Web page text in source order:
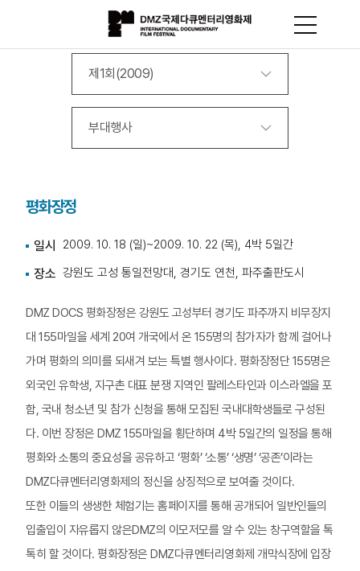
제1회(2009)
부대행사
평화장정
일시 2009. 10. 18 (일)~2009. 10. 22 (목), 4박 5일간
장소 강원도 고성 통일전망대, 경기도 연천, 파주출판도시
DMZ DOCS 평화장정은 강원도 고성부터 경기도 파주까지 비무장지
대 155마일을 세계 20여 개국에서 온 155명의 참가자가 함께 걸어나
가며 평화의 의미를 되새겨 보는 특별 행사이다. 평화장정단 155명은
외국인 유학생, 지구촌 대표 분쟁 지역인 팔레스타인과 이스라엘을 포
함, 국내 청소년 및 참가 신청을 통해 모집된 국내대학생들로 구성된
다. 이번 장정은 DMZ 155마일을 횡단하며 4박 5일간의 일정을 통해
평화와 소통의 중요성을 공유하고 ‘평화’ ‘소통’ ‘생명’ ‘공존’이라는
DMZ다큐멘터리영화제의 정신을 상징적으로 보여줄 것이다.
또한 이들의 생생한 체험기는 홈페이지를 통해 공개되어 일반인들의
입출입이 자유롭지 않은DMZ의 이모저모를 알 수 있는 창구역할을 톡
톡히 할 것이다. 평화장정은 DMZ다큐멘터리영화제 개막식장에 입장